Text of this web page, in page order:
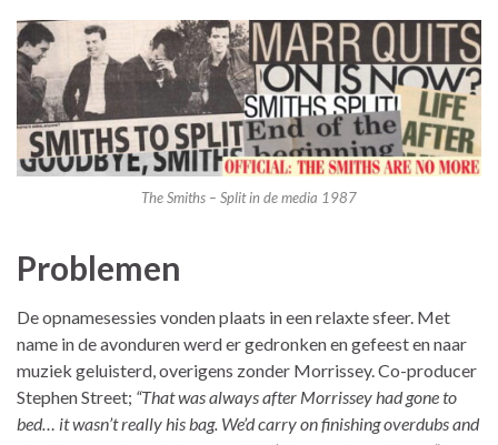
The Smiths – Split in de media 1987
Problemen
De opnamesessies vonden plaats in een relaxte sfeer. Met
name in de avonduren werd er gedronken en gefeest en naar
muziek geluisterd, overigens zonder Morrissey. Co-producer
Stephen Street; “That was always after Morrissey had gone to
bed… it wasn’t really his bag. We’d carry on finishing overdubs and